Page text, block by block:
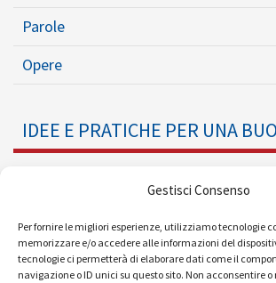
Gestisci Consenso
Per fornire le migliori esperienze, utilizziamo tecnologie
memorizzare e/o accedere alle informazioni del
tecnologie ci permetterà di elaborare dati come il
navigazione o ID unici su questo sito. Non acconsentire
Parole
Opere
IDEE E PRATICHE PER UNA
Formazione Politica
Eventi